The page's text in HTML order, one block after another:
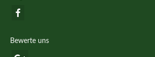
Bewerte uns